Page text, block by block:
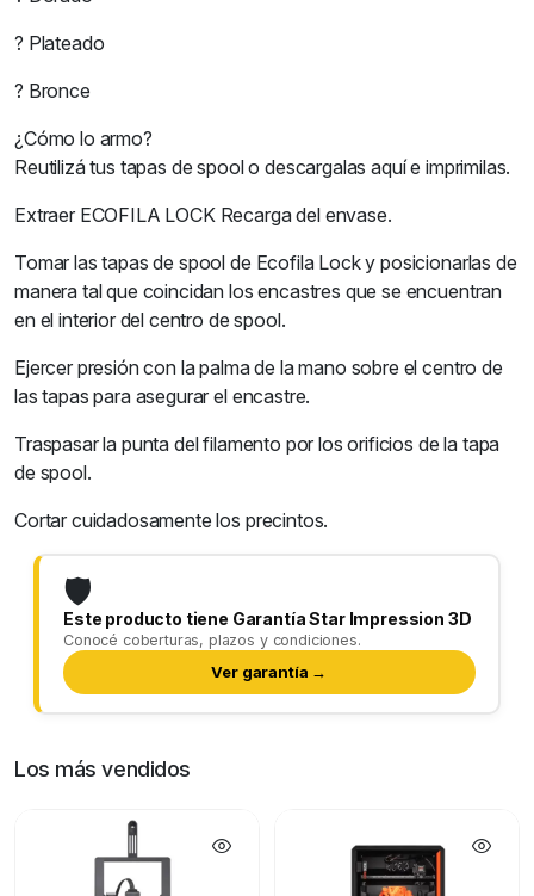
? Plateado
? Bronce
¿Cómo lo armo?
Reutilizá tus tapas de spool o descargalas aquí e imprimilas.
Extraer ECOFILA LOCK Recarga del envase.
Tomar las tapas de spool de Ecofila Lock y posicionarlas de
manera tal que coincidan los encastres que se encuentran
en el interior del centro de spool.
Ejercer presión con la palma de la mano sobre el centro de
las tapas para asegurar el encastre.
Traspasar la punta del filamento por los orificios de la tapa
de spool.
Cortar cuidadosamente los precintos.
🛡️
Este producto tiene Garantía Star Impression 3D
Conocé coberturas, plazos y condiciones.
Ver garantía →
Los más vendidos